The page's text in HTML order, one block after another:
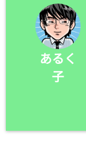
あるく
子